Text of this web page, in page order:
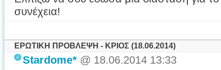
συνέχεια!
ΕΡΩΤΙΚΗ ΠΡΟΒΛΕΨΗ - ΚΡΙΟΣ (18.06.2014)
Stardome* @ 18.06.2014 13:33